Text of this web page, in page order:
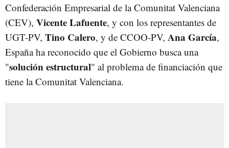
Confederación Empresarial de la Comunitat Valenciana
(CEV), Vicente Lafuente, y con los representantes de
UGT-PV, Tino Calero, y de CCOO-PV, Ana García,
España ha reconocido que el Gobierno busca una
"solución estructural" al problema de financiación que
tiene la Comunitat Valenciana.